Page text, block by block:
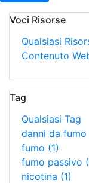
Voci Risorse
Qualsiasi
Contenuto
Tag
Qualsiasi Tag
danni da fumo
fumo (1)
fumo passivo
nicotina (1)